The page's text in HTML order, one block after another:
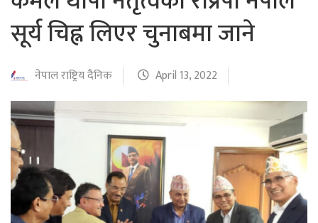
सूर्य चिह्न लिएर चुनाबमा जाने
नेपाल राष्ट्रिय दैनिक April 13, 2022